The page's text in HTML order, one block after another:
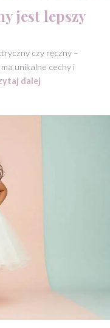
jest lepszy
czy ręczny –
unikalne cechy i
dalej